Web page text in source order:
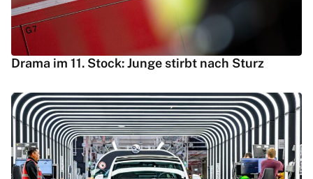
Drama im 11. Stock: Junge stirbt nach Sturz